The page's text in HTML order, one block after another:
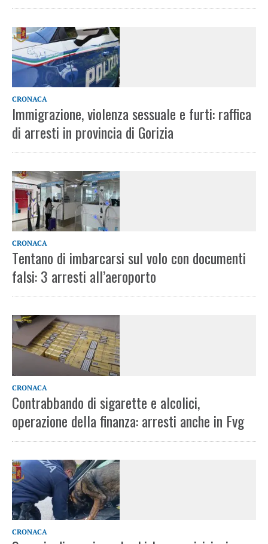
CRONACA
Immigrazione, violenza sessuale e furti: raffica
di arresti in provincia di Gorizia
CRONACA
Tentano di imbarcarsi sul volo con documenti
falsi: 3 arresti all’aeroporto
CRONACA
Contrabbando di sigarette e alcolici,
operazione della finanza: arresti anche in Fvg
CRONACA